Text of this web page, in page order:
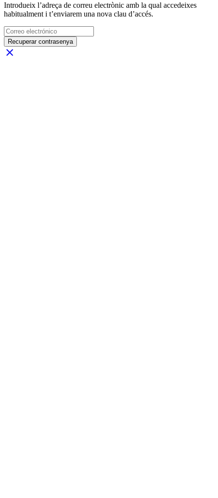
Introdueix l’adreça de correu electrònic amb la qual accedeixes
habitualment i t’enviarem una nova clau d’accés.
Recuperar contrasenya
close